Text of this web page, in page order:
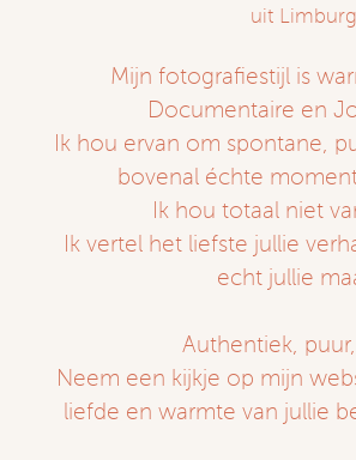
uit
Mijn fotografiestijl is
Documentaire en
Ik hou ervan om spontane,
bovenal échte
Ik hou totaal niet
Ik vertel het liefste jullie
echt jullie
Authentiek,
Neem een kijkje op mijn
liefde en warmte van jullie